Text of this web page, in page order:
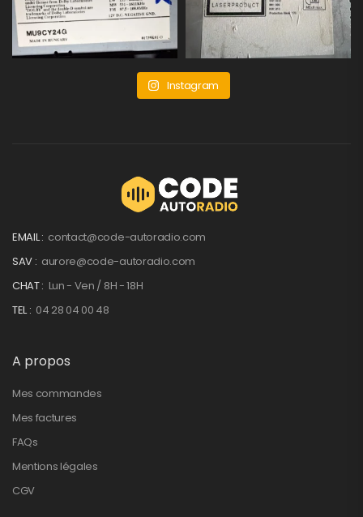
Instagram
EMAIL : contact@code-autoradio.com
SAV : aurore@code-autoradio.com
CHAT : Lun - Ven / 8H - 18H
TEL : 04 28 04 00 48
A propos
Mes commandes
Mes factures
FAQs
Mentions légales
CGV